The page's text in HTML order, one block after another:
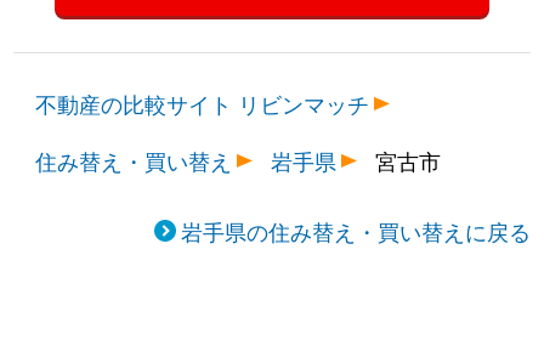
不動産の比較サイト リビンマッチ
住み替え・買い替え
岩手県 宮古市
岩手県の住み替え・買い替えに戻る